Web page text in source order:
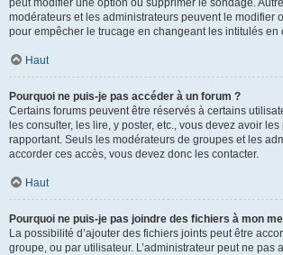
peut modifier une option ou supprimer le sondage.
modérateurs et les administrateurs peuvent le modifier
pour empêcher le trucage en changeant les intitulés en
Haut
Pourquoi ne puis-je pas accéder à un forum ?
Certains forums peuvent être réservés à certains
les consulter, les lire, y poster, etc., vous devez avoir les
rapportant. Seuls les modérateurs de groupes et les
accorder ces accès, vous devez donc les contacter.
Haut
Pourquoi ne puis-je pas joindre des fichiers à mon
La possibilité d’ajouter des fichiers joints peut être
groupe, ou par utilisateur. L’administrateur peut ne pas